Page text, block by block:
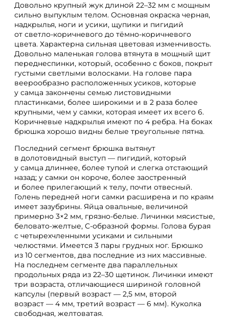
Довольно крупный жук длиной 22–32 мм с мощным
сильно выпуклым телом. Основная окраска черная,
надкрылья, ноги и усики, щупики и пигидий
от светло-коричневого до тёмно-коричневого
цвета. Характерна сильная цветовая изменчивость.
Довольно маленькая голова втянута в мощный щит
переднеспинки, который, особенно с боков, покрыт
густыми светлыми волосками. На голове пара
веерообразно расположенных усиков, которые
у самца закончены семью листовидными
пластинками, более широкими и в 2 раза более
крупными, чем у самки, которая имеет их всего 6.
Коричневые надкрылья имеют по 4 ребра. На боках
брюшка хорошо видны белые треугольные пятна.
Последний сегмент брюшка вытянут
в долотовидный выступ — пигидий, который
у самца длиннее, более тупой и слегка отстающий
назад; у самки он короче, более заостренный
и более прилегающий к телу, почти отвесный.
Голень передней ноги самки расширена и по краям
имеет зазубрины. Яйца овальные, величиной
примерно 3×2 мм, грязно-белые. Личинки мясистые,
беловато-желтые, С-образной формы. Голова бурая
с четырехчленными усиками и сильными
челюстями. Имеется 3 пары грудных ног. Брюшко
из 10 сегментов, два последние из них массивные.
На последнем сегменте два параллельных
продольных ряда из 22–30 щетинок. Личинки имеют
три возраста, отличающиеся шириной головной
капсулы (первый возраст — 2,5 мм, второй
возраст — 4 мм, третий возраст — 6 мм). Куколка
свободная, желтоватая.